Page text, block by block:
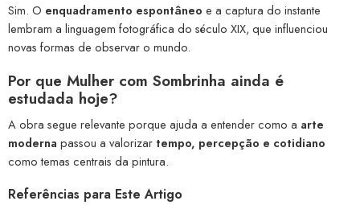
Sim. O enquadramento espontâneo e a captura do instante
lembram a linguagem fotográfica do século XIX, que influenciou
novas formas de observar o mundo.
Por que Mulher com Sombrinha ainda é
estudada hoje?
A obra segue relevante porque ajuda a entender como a arte
moderna passou a valorizartempo, percepção e cotidiano
como temas centrais da pintura.
Referências para Este Artigo